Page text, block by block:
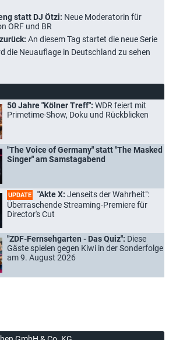
statt DJ Ötzi: Neue Moderatorin für
ORF und BR
An diesem Tag startet die neue Serie
die Neuauflage in Deutschland zu sehen
50 Jahre "Kölner Treff": WDR feiert mit
Primetime-Show, Doku und Rückblicken
"The Voice of Germany" statt "The Masked
Singer" am Samstagabend
UPDATE "Akte X: Jenseits der Wahrheit":
Überraschende Streaming-Premiere für
Director's Cut
"ZDF-Fernsehgarten - Das Quiz": Diese
Gäste spielen gegen Kiwi in der Sonderfolge
am 9. August 2026